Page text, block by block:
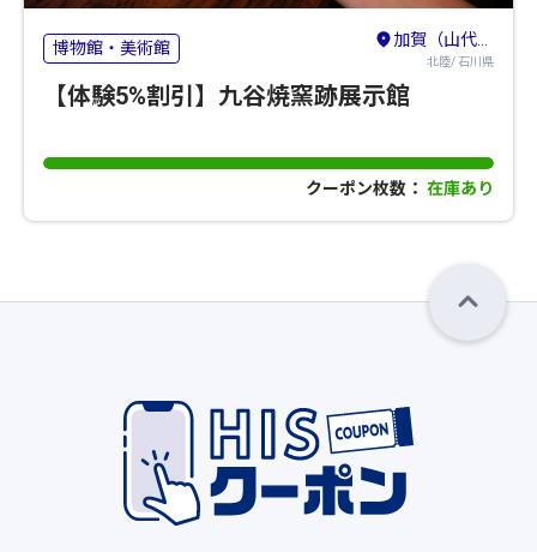
博物館・美術館 加賀（山代・山中・粟津）・小松・白山
北陸/ 石川県
【体験5%割引】九谷焼窯跡展示館
クーポン枚数： 在庫あり